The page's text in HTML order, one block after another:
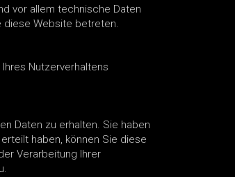
vor allem technische Daten
diese Website betreten.
Nutzerverhaltens
Daten zu erhalten. Sie haben
haben, können Sie diese
Verarbeitung Ihrer